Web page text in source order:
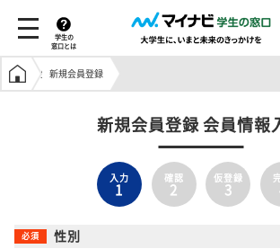
学生の
窓口とは
学生の窓口トップ
新規会員登録
新規会員登録 会員情報
入力
1
確認
2
仮登録
3
性別